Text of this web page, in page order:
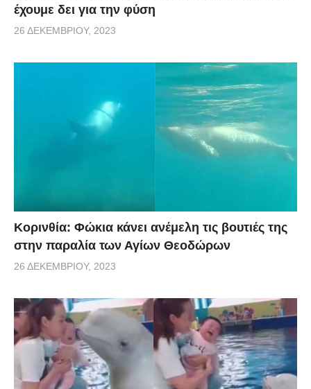
έχουμε δει για την φύση
26 ΔΕΚΕΜΒΡΊΟΥ, 2023
Κορινθία: Φώκια κάνει ανέμελη τις βουτιές της
στην παραλία των Αγίων Θεοδώρων
26 ΔΕΚΕΜΒΡΊΟΥ, 2023